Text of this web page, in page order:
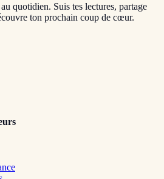
quotidien. Suis tes lectures, partage
ton prochain coup de cœur.